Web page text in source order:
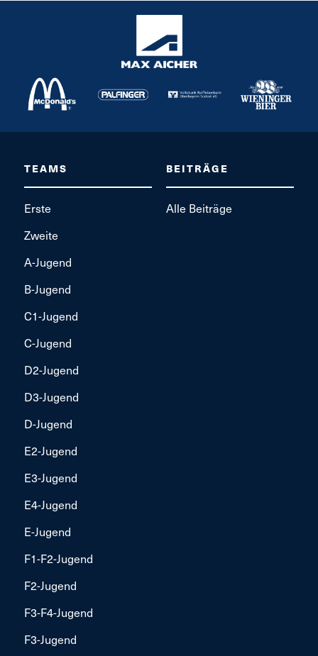
TEAMS
Erste
Zweite
A-Jugend
B-Jugend
C1-Jugend
C-Jugend
D2-Jugend
D3-Jugend
D-Jugend
E2-Jugend
E3-Jugend
E4-Jugend
E-Jugend
F1-F2-Jugend
F2-Jugend
F3-F4-Jugend
F3-Jugend
BEITRÄGE
Alle Beiträge